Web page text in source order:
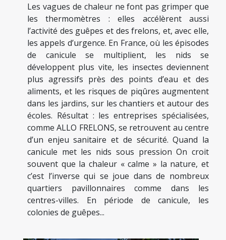
Les vagues de chaleur ne font pas grimper que
les thermomètres : elles accélèrent aussi
l’activité des guêpes et des frelons, et, avec elle,
les appels d’urgence. En France, où les épisodes
de canicule se multiplient, les nids se
développent plus vite, les insectes deviennent
plus agressifs près des points d’eau et des
aliments, et les risques de piqûres augmentent
dans les jardins, sur les chantiers et autour des
écoles. Résultat : les entreprises spécialisées,
comme ALLO FRELONS, se retrouvent au centre
d’un enjeu sanitaire et de sécurité. Quand la
canicule met les nids sous pression On croit
souvent que la chaleur « calme » la nature, et
c’est l’inverse qui se joue dans de nombreux
quartiers pavillonnaires comme dans les
centres-villes. En période de canicule, les
colonies de guêpes...